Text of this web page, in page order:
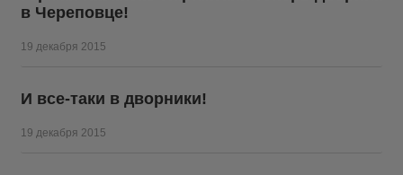
в Череповце!
19 декабря 2015
И все-таки в дворники!
19 декабря 2015